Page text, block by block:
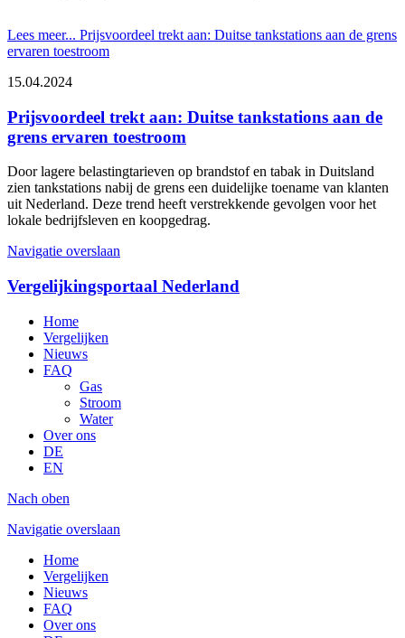
Lees meer... Prijsvoordeel trekt aan: Duitse tankstations aan de grens
ervaren toestroom
15.04.2024
Prijsvoordeel trekt aan: Duitse tankstations aan de
grens ervaren toestroom
Door lagere belastingtarieven op brandstof en tabak in Duitsland
zien tankstations nabij de grens een duidelijke toename van klanten
uit Nederland. Deze trend heeft verstrekkende gevolgen voor het
lokale bedrijfsleven en koopgedrag.
Navigatie overslaan
Vergelijkingsportaal Nederland
Home
Vergelijken
Nieuws
FAQ
Gas
Stroom
Water
Over ons
DE
EN
Nach oben
Navigatie overslaan
Home
Vergelijken
Nieuws
FAQ
Over ons